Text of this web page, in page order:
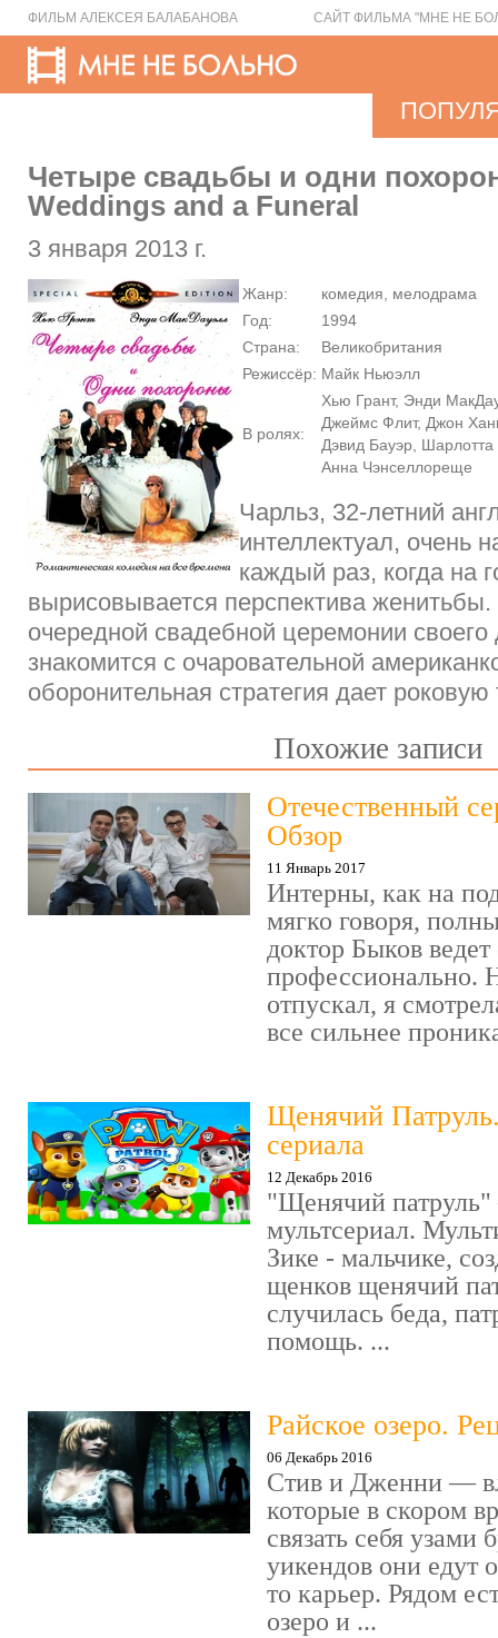
ФИЛЬМ АЛЕКСЕЯ БАЛАБАНОВА САЙТ ФИЛЬМА "МНЕ НЕ
Четыре свадьбы и одни
Weddings and a Funeral
3 января 2013 г.
Жанр:
комедия, мелодрама
Год:
1994
Страна:
Великобритания
Режиссёр: Майк Ньюэлл
В ролях:
Хью Грант, Энди
Джеймс Флит, Джон
Дэвид Бауэр,
Анна Чэнселлореще
Чарльз, 32-летний
интеллектуал, очень
каждый раз, когда на
вырисовывается перспектива
очередной свадебной церемонии своего
знакомится с очаровательной
оборонительная стратегия дает
Похожие записи
Отечественный
Обзор
11 Январь 2017
Интерны, как на
мягко говоря,
доктор Быков ведет
профессионально.
отпускал, я
все сильнее
Щенячий
сериала
12 Декабрь 2016
"Щенячий патруль"
мультсериал.
Зике - мальчике,
щенков щенячий
случилась беда,
помощь. ...
Райское озеро.
06 Декабрь 2016
Стив и Дженни —
которые в скором
связать себя узами
уикендов они едут
то карьер. Рядом
озеро и ...